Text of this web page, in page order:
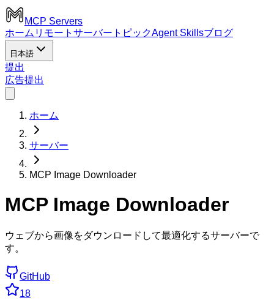
MCP Servers
ホーム リモートサーバー トピックAgent Skillsブログ
日本語
提出
広告提出
ホーム
サーバー
MCP Image Downloader
MCP Image Downloader
ウェブから画像をダウンロードして最適化するサーバーで
す。
GitHub
18